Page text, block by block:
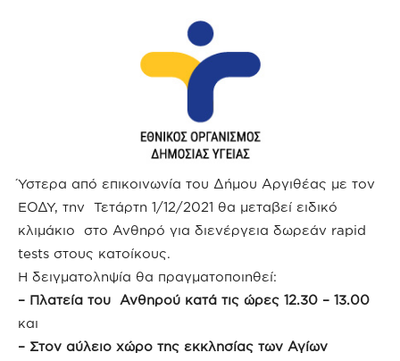
Ύστερα από επικοινωνία του Δήμου Αργιθέας με τον
ΕΟΔΥ, την Τετάρτη 1/12/2021 θα μεταβεί ειδικό
κλιμάκιο στο Ανθηρό για διενέργεια δωρεάν rapid
tests στους κατοίκους.
Η δειγματοληψία θα πραγματοποιηθεί:
– Πλατεία του Ανθηρού κατά τις ώρες 12.30 – 13.00
και
– Στον αύλειο χώρο της εκκλησίας των Αγίων